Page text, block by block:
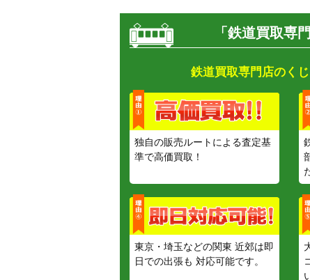
「鉄道買取専
鉄道買取専門店のく
独自の販売ルートによる査定基
準で高価買取！
東京・埼玉などの関東 近郊は即
日での出張も 対応可能です。